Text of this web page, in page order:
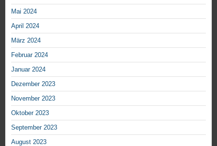
Mai 2024
April 2024
März 2024
Februar 2024
Januar 2024
Dezember 2023
November 2023
Oktober 2023
September 2023
August 2023